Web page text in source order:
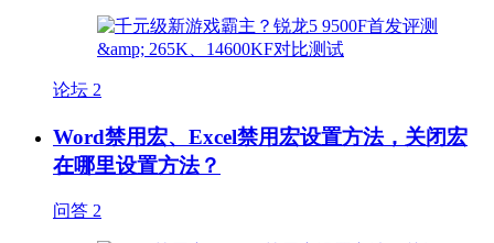
论坛 2
Word禁用宏、Excel禁用宏设置方法，关闭宏
在哪里设置方法？
问答 2